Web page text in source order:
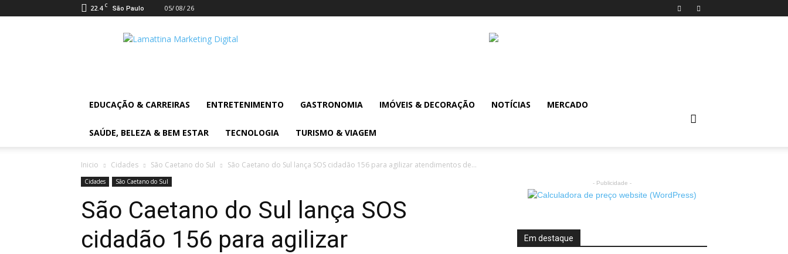
22.4 C São Paulo 05/ 08/ 26
Lamattina
EDUCAÇÃO & CARREIRAS ENTRETENIMENTO GASTRONOMIA IMÓVEIS & DECORAÇÃO NOTÍCIAS MERCADO
SAÚDE, BELEZA & BEM ESTAR TECNOLOGIA TURISMO & VIAGEM
Inicio Cidades São Caetano do Sul São Caetano do Sul lança SOS cidadão 156 para agilizar atendimentos de...
Cidades São Caetano do Sul
São Caetano do Sul lança SOS
cidadão 156 para agilizar
- Publicidade -
Em destaque